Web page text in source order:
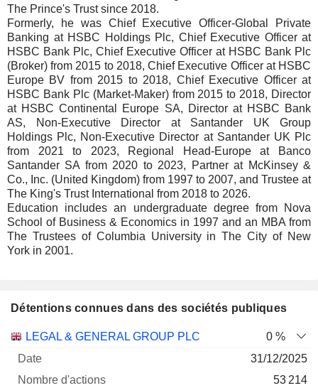
The Prince's Trust since 2018.
Formerly, he was Chief Executive Officer-Global Private
Banking at HSBC Holdings Plc, Chief Executive Officer at
HSBC Bank Plc, Chief Executive Officer at HSBC Bank Plc
(Broker) from 2015 to 2018, Chief Executive Officer at HSBC
Europe BV from 2015 to 2018, Chief Executive Officer at
HSBC Bank Plc (Market-Maker) from 2015 to 2018, Director
at HSBC Continental Europe SA, Director at HSBC Bank
AS, Non-Executive Director at Santander UK Group
Holdings Plc, Non-Executive Director at Santander UK Plc
from 2021 to 2023, Regional Head-Europe at Banco
Santander SA from 2020 to 2023, Partner at McKinsey &
Co., Inc. (United Kingdom) from 1997 to 2007, and Trustee at
The King's Trust International from 2018 to 2026.
Education includes an undergraduate degree from Nova
School of Business & Economics in 1997 and an MBA from
The Trustees of Columbia University in The City of New
York in 2001.
Détentions connues dans des sociétés publiques
Nombre
LEGAL & GENERAL GROUP PLC
0 %
31/12/2025
53 214